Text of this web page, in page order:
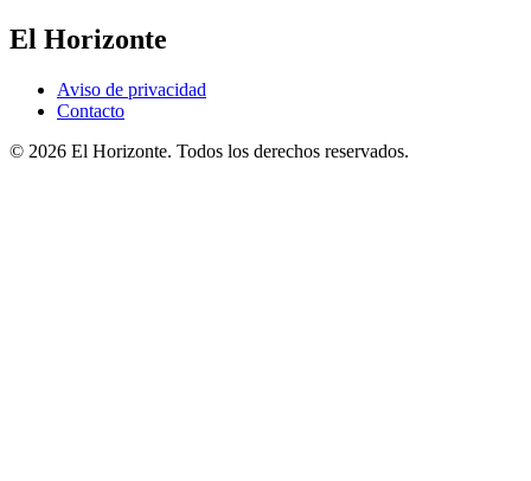
El Horizonte
Aviso de privacidad
Contacto
© 2026 El Horizonte. Todos los derechos reservados.